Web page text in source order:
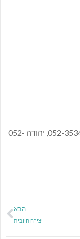
לפרטים נוספים ולקבלת הזמנות: הילה 052-3534666, יהודה 052-
הבא
יצירה חיובית